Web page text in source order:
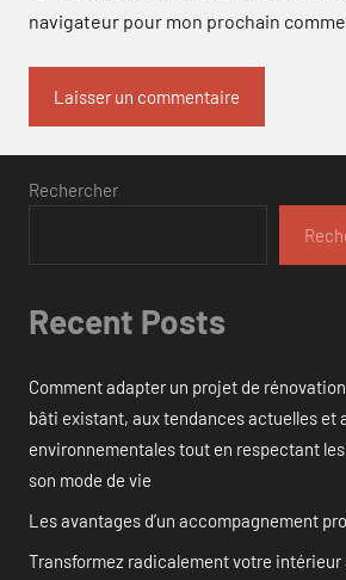
navigateur pour mon prochain
Rechercher
Recent Posts
Comment adapter un projet de
bâti existant, aux tendances actuelles et
environnementales tout en respectant
son mode de vie
Les avantages d’un accompagnement
Transformez radicalement votre intérieur